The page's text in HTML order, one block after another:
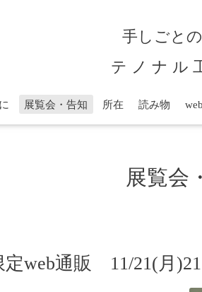
手しごと
テ ノ ナ ル
展覧会・告知 所在 読み物
展覧会
web通販 11/21(月